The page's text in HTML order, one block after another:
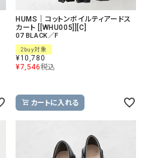
HUMS｜コットンボイルティアードス
カート [[WHU005]][C]
07 BLACK／F
2buy対象
¥10,780
¥7,546税込
カートに入れる